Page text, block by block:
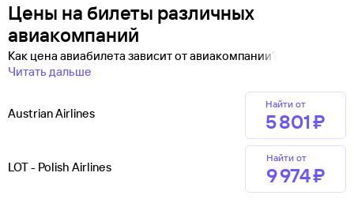
Цены на билеты различных
авиакомпаний
Как цена авиабилета зависит от авиакомпании?
Читать дальше
Austrian Airlines
Найти от
5 ⁠801 ⁠₽
LOT - Polish Airlines
Найти от
9 ⁠974 ⁠₽